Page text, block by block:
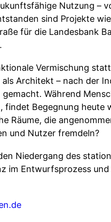
Nutzung –
sind Projekte
für die Landesbank
Vermischung
Architekt – nach der
gemacht. Während
findet Begegnung
Räume, die
und Nutzer fremdeln?
Niedergang des
im Entwurfsprozess